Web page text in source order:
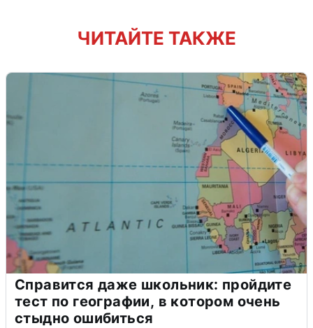
ЧИТАЙТЕ ТАКЖЕ
Справится даже школьник: пройдите
тест по географии, в котором очень
стыдно ошибиться